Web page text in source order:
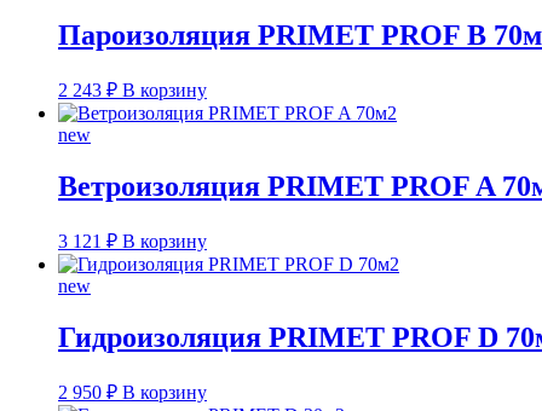
Пароизоляция PRIMET PROF B
2 243 ₽ В корзину
new
Ветроизоляция PRIMET PROF A
3 121 ₽ В корзину
new
Гидроизоляция PRIMET PROF D
2 950 ₽ В корзину